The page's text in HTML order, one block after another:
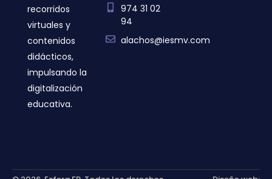
recorridos
virtuales y
contenidos
didácticos,
impulsando la
digitalización
educativa.
974 31 02
94
alachos@iesmv.com